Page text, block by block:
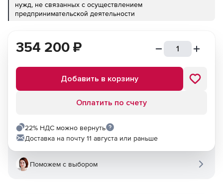
нужд, не связанных с осуществлением
предпринимательской деятельности
354 200 ₽
Добавить в корзину
Оплатить по счету
22% НДС можно вернуть
Доставка на почту 11 августа или раньше
Поможем с выбором